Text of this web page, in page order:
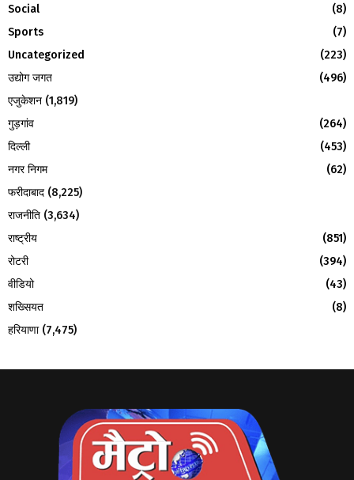
Social
(8)
Sports
(7)
Uncategorized
(223)
उद्योग जगत
(496)
एजुकेशन (1,819)
गुड़गांव
(264)
दिल्ली
(453)
नगर निगम
(62)
फरीदाबाद (8,225)
राजनीति (3,634)
राष्ट्रीय
(851)
रोटरी
(394)
वीडियो
(43)
शख्सियत
(8)
हरियाणा(7,475)